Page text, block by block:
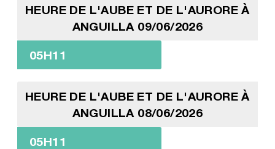
HEURE DE L'AUBE ET DE L'AURORE À
ANGUILLA 09/06/2026
05H11
HEURE DE L'AUBE ET DE L'AURORE À
ANGUILLA 08/06/2026
05H11